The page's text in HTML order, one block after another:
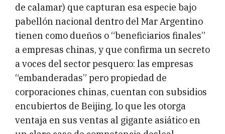
de calamar) que capturan esa especie bajo
pabellón nacional dentro del Mar Argentino
tienen como dueños o “beneficiarios finales”
a empresas chinas, y que confirma un secreto
a voces del sector pesquero: las empresas
“embanderadas” pero propiedad de
corporaciones chinas, cuentan con subsidios
encubiertos de Beijing, lo que les otorga
ventaja en sus ventas al gigante asiático en